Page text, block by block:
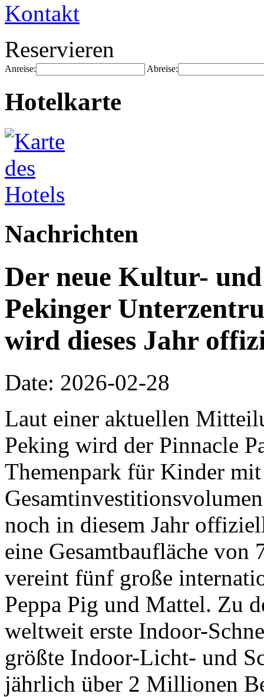
Kontakt
Reservieren
Anreise: Abreise:
Hotelkarte
Nachrichten
Der neue Kultur-
Pekinger
wird dieses Jahr
Date: 2026-02-28
Laut einer aktuellen
Peking wird der Pinnacle
Themenpark für Kinder
noch in diesem Jahr
eine Gesamtbaufläche von
vereint fünf große
Peppa Pig und Mattel. Zu
weltweit erste Indoor-
größte Indoor-Licht- und
jährlich über 2 Millionen